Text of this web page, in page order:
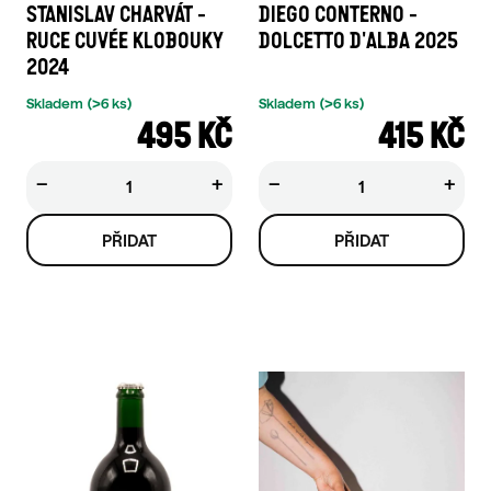
STANISLAV CHARVÁT -
RUCE CUVÉE KLOBOUKY
2024
495 KČ
Skladem (>6 ks)
+
−
DIEGO CONTERNO -
DOLCETTO D'ALBA 2025
415 KČ
Skladem (>6 ks)
+
−